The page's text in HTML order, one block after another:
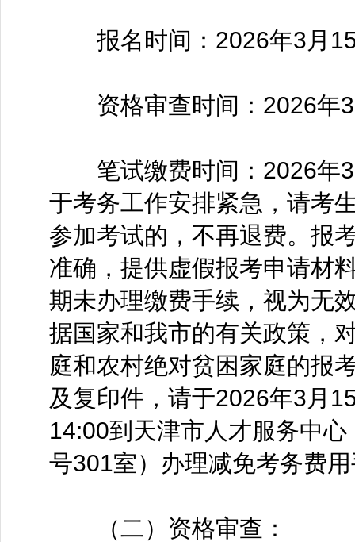
报名时间：2026年3月
资格审查时间：2026年3
笔试缴费时间：2026年3
于考务工作安排紧急，请考
参加考试的，不再退费。报
准确，提供虚假报考申请材
期未办理缴费手续，视为无
据国家和我市的有关政策，
庭和农村绝对贫困家庭的报
及复印件，请于2026年3月
14:00到天津市人才服务中
号301室）办理减免考务费
（二）资格审查：